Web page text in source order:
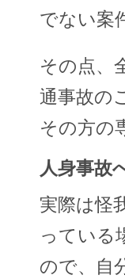
でない案
その点、
通事故の
その方の
人身事故
実際は怪
っている
ので、自